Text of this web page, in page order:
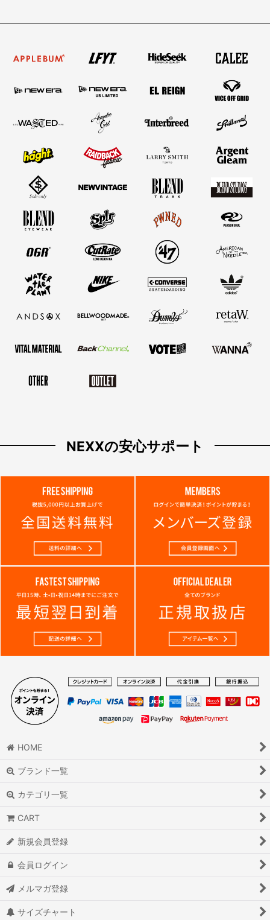
NEXXの安心サポート
HOME
ブランド一覧
カテゴリ一覧
CART
新規会員登録
会員ログイン
メルマガ登録
サイズチャート